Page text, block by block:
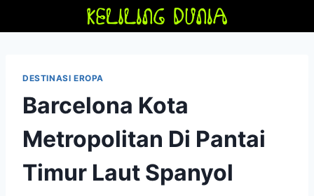
DESTINASI EROPA
Barcelona Kota
Metropolitan Di Pantai
Timur Laut Spanyol